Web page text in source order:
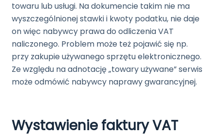
towaru lub usługi. Na dokumencie takim nie ma
wyszczególnionej stawki i kwoty podatku, nie daje
on więc nabywcy prawa do odliczenia VAT
naliczonego. Problem może też pojawić się np.
przy zakupie używanego sprzętu elektronicznego.
Ze względu na adnotację „towary używane” serwis
może odmówić nabywcy naprawy gwarancyjnej.
Wystawienie faktury VAT